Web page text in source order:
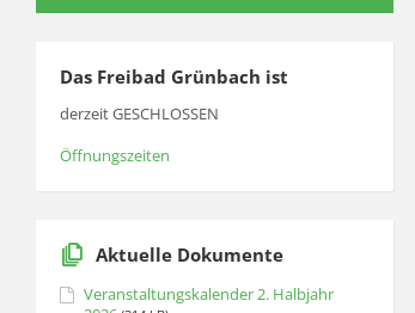
Das Freibad Grünbach ist
derzeit GESCHLOSSEN
Öffnungszeiten
Aktuelle Dokumente
Veranstaltungskalender 2. Halbjahr